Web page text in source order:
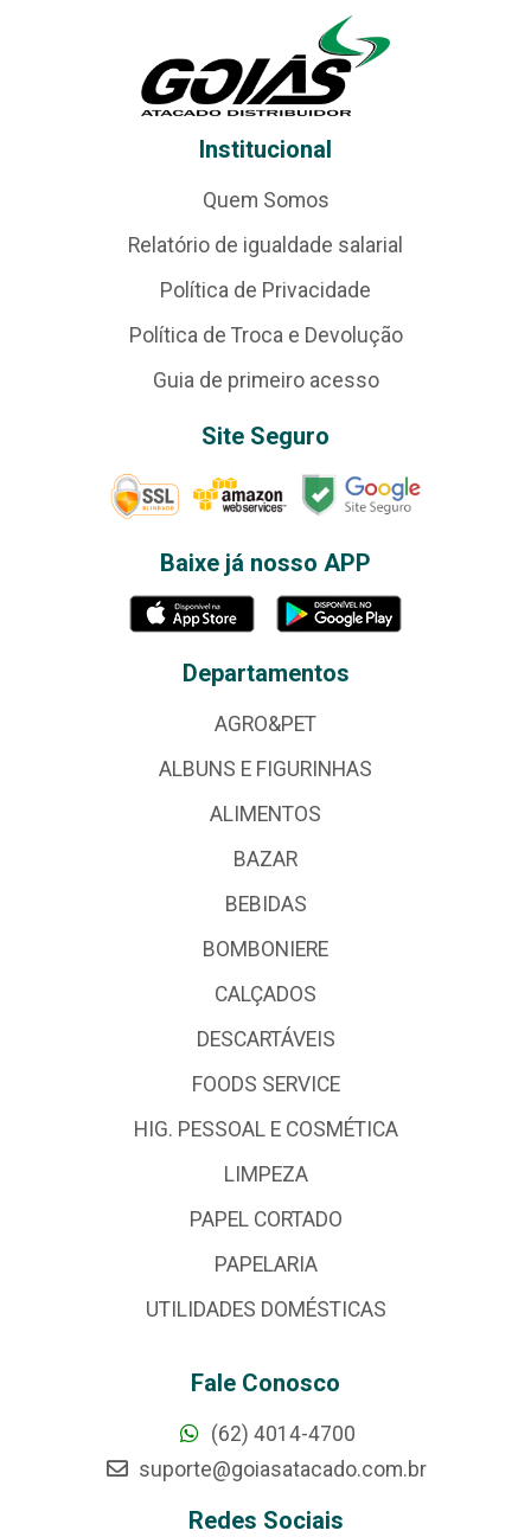
Institucional
Quem Somos
Relatório de igualdade salarial
Política de Privacidade
Política de Troca e Devolução
Guia de primeiro acesso
Site Seguro
Baixe já nosso APP
Departamentos
AGRO&PET
ALBUNS E FIGURINHAS
ALIMENTOS
BAZAR
BEBIDAS
BOMBONIERE
CALÇADOS
DESCARTÁVEIS
FOODS SERVICE
HIG. PESSOAL E COSMÉTICA
LIMPEZA
PAPEL CORTADO
PAPELARIA
UTILIDADES DOMÉSTICAS
Fale Conosco
(62) 4014-4700
suporte@goiasatacado.com.br
Redes Sociais